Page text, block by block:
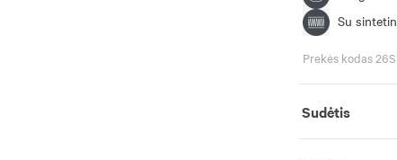
Su
Prekės kodas
Sudėtis